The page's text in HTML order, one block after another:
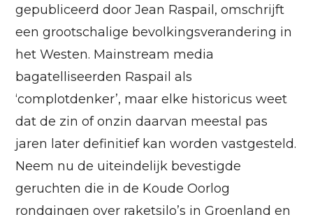
gepubliceerd door Jean Raspail, omschrijft
een grootschalige bevolkingsverandering in
het Westen. Mainstream media
bagatelliseerden Raspail als
‘complotdenker’, maar elke historicus weet
dat de zin of onzin daarvan meestal pas
jaren later definitief kan worden vastgesteld.
Neem nu de uiteindelijk bevestigde
geruchten die in de Koude Oorlog
rondgingen over raketsilo’s in Groenland en